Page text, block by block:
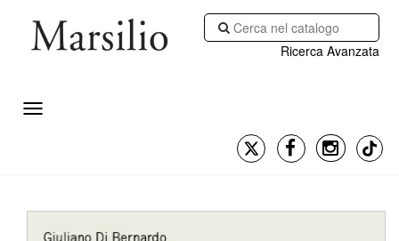
Ricerca Avanzata